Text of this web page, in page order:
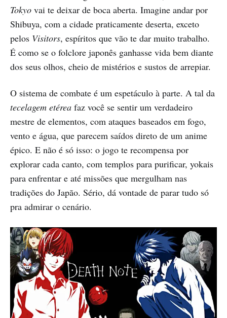
Tokyo vai te deixar de boca aberta. Imagine andar por
Shibuya, com a cidade praticamente deserta, exceto
pelos Visitors, espíritos que vão te dar muito trabalho.
É como se o folclore japonês ganhasse vida bem diante
dos seus olhos, cheio de mistérios e sustos de arrepiar.
O sistema de combate é um espetáculo à parte. A tal da
tecelagem etérea faz você se sentir um verdadeiro
mestre de elementos, com ataques baseados em fogo,
vento e água, que parecem saídos direto de um anime
épico. E não é só isso: o jogo te recompensa por
explorar cada canto, com templos para purificar, yokais
para enfrentar e até missões que mergulham nas
tradições do Japão. Sério, dá vontade de parar tudo só
pra admirar o cenário.